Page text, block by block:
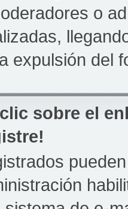
o
expulsión del
sobre el